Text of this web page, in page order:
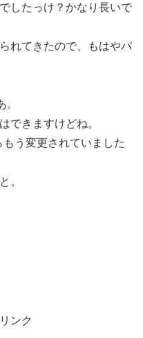
したっけ？かなり長いで
れてきたので、もはやパ
できますけどね。
もう変更されていました
。
ンク